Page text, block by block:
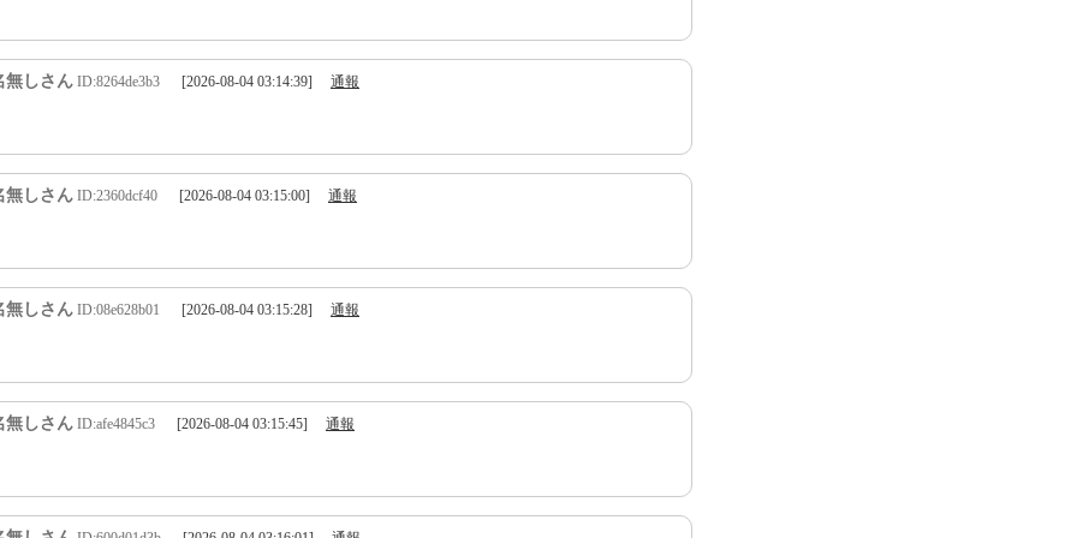
無しさん ID:8264de3b3 [2026-08-04 03:14:39] 通報
無しさん ID:2360dcf40 [2026-08-04 03:15:00] 通報
無しさん ID:08e628b01 [2026-08-04 03:15:28] 通報
無しさん ID:afe4845c3 [2026-08-04 03:15:45] 通報